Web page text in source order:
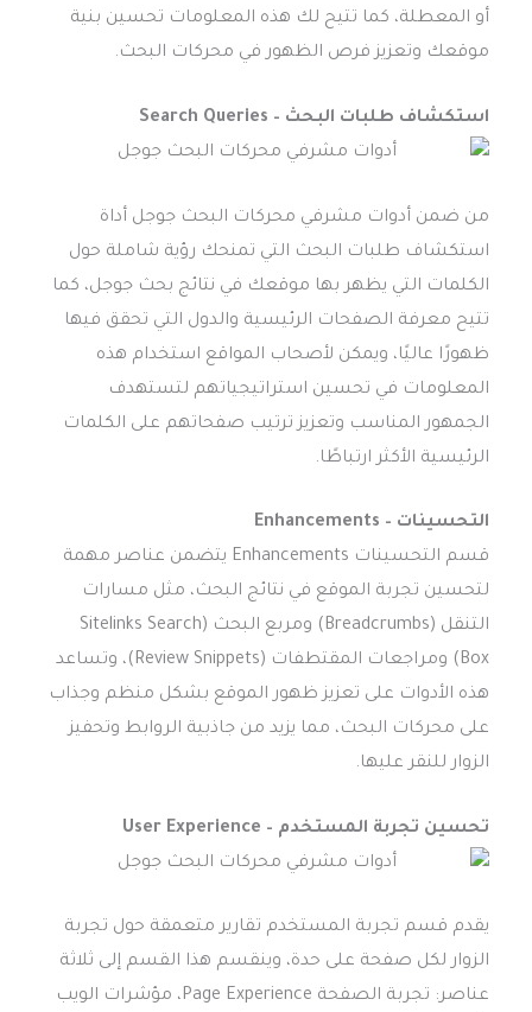
أو المعطلة، كما تتيح لك هذه المعلومات تحسين بنية
موقعك وتعزيز فرص الظهور في محركات البحث.
استكشاف طلبات البحث – Search Queries
من ضمن أدوات مشرفي محركات البحث جوجل أداة
استكشاف طلبات البحث التي تمنحك رؤية شاملة حول
الكلمات التي يظهر بها موقعك في نتائج بحث جوجل، كما
تتيح معرفة الصفحات الرئيسية والدول التي تحقق فيها
ظهورًا عاليًا، ويمكن لأصحاب المواقع استخدام هذه
المعلومات في تحسين استراتيجياتهم لتستهدف
الجمهور المناسب وتعزيز ترتيب صفحاتهم على الكلمات
الرئيسية الأكثر ارتباطًا.
التحسينات – Enhancements
قسم التحسينات Enhancements يتضمن عناصر مهمة
لتحسين تجربة الموقع في نتائج البحث، مثل مسارات
التنقل (Breadcrumbs) ومربع البحث (Sitelinks Search
Box) ومراجعات المقتطفات (Review Snippets)، وتساعد
هذه الأدوات على تعزيز ظهور الموقع بشكل منظم وجذاب
على محركات البحث، مما يزيد من جاذبية الروابط وتحفيز
الزوار للنقر عليها.
تحسين تجربة المستخدم – User Experience
يقدم قسم تجربة المستخدم تقارير متعمقة حول تجربة
الزوار لكل صفحة على حدة، وينقسم هذا القسم إلى ثلاثة
عناصر: تجربة الصفحة Page Experience، مؤشرات الويب